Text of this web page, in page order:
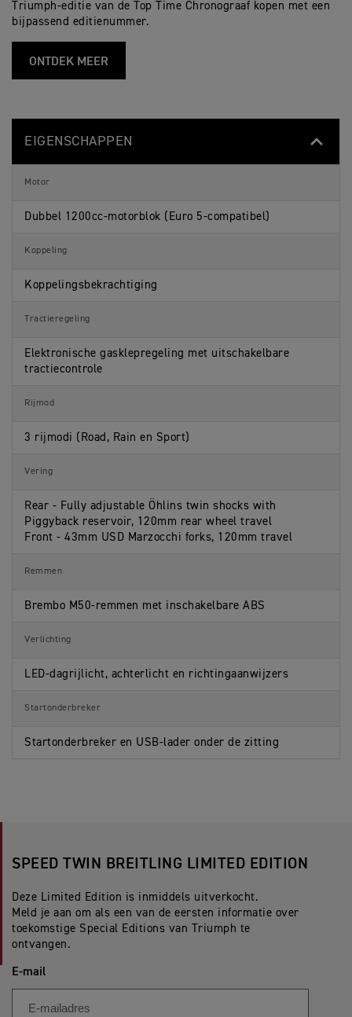
i
o
n
s
f
i
c
a
Triumph-editie van de Top Time Chronograaf kopen met een
bijpassend editienummer.
ONTDEK MEER
EIGENSCHAPPEN
Motor
Dubbel 1200cc-motorblok (Euro 5-compatibel)
Koppeling
Koppelingsbekrachtiging
Tractieregeling
Elektronische gasklepregeling met uitschakelbare
tractiecontrole
Rijmod
3 rijmodi (Road, Rain en Sport)
Vering
Rear - Fully adjustable Öhlins twin shocks with
Piggyback reservoir, 120mm rear wheel travel
Front - 43mm USD Marzocchi forks, 120mm travel
Remmen
Brembo M50-remmen met inschakelbare ABS
Verlichting
LED-dagrijlicht, achterlicht en richtingaanwijzers
Startonderbreker
Startonderbreker en USB-lader onder de zitting
SPEED TWIN BREITLING LIMITED EDITION
Deze Limited Edition is inmiddels uitverkocht.
Meld je aan om als een van de eersten informatie over
toekomstige Special Editions van Triumph te
ontvangen.
E-mail